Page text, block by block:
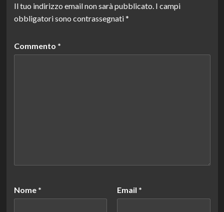
Il tuo indirizzo email non sarà pubblicato. I campi
obbligatori sono contrassegnati*
Commento *
Nome * Email *